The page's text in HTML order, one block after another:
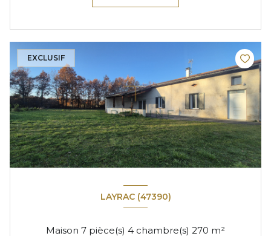
EXCLUSIF
LAYRAC (47390)
Maison 7 pièce(s) 4 chambre(s) 270 m²